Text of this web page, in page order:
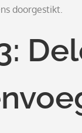
doorgestikt.